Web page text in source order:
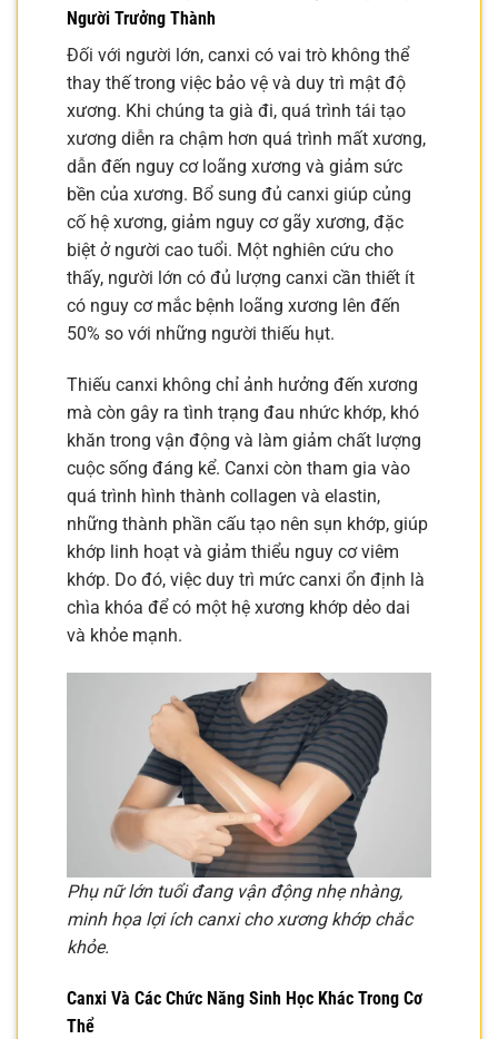
Người Trưởng Thành
Đối với người lớn, canxi có vai trò không thể
thay thế trong việc bảo vệ và duy trì mật độ
xương. Khi chúng ta già đi, quá trình tái tạo
xương diễn ra chậm hơn quá trình mất xương,
dẫn đến nguy cơ loãng xương và giảm sức
bền của xương. Bổ sung đủ canxi giúp củng
cố hệ xương, giảm nguy cơ gãy xương, đặc
biệt ở người cao tuổi. Một nghiên cứu cho
thấy, người lớn có đủ lượng canxi cần thiết ít
có nguy cơ mắc bệnh loãng xương lên đến
50% so với những người thiếu hụt.
Thiếu canxi không chỉ ảnh hưởng đến xương
mà còn gây ra tình trạng đau nhức khớp, khó
khăn trong vận động và làm giảm chất lượng
cuộc sống đáng kể. Canxi còn tham gia vào
quá trình hình thành collagen và elastin,
những thành phần cấu tạo nên sụn khớp, giúp
khớp linh hoạt và giảm thiểu nguy cơ viêm
khớp. Do đó, việc duy trì mức canxi ổn định là
chìa khóa để có một hệ xương khớp dẻo dai
và khỏe mạnh.
Phụ nữ lớn tuổi đang vận động nhẹ nhàng,
minh họa lợi ích canxi cho xương khớp chắc
khỏe.
Canxi Và Các Chức Năng Sinh Học Khác Trong Cơ
Thể